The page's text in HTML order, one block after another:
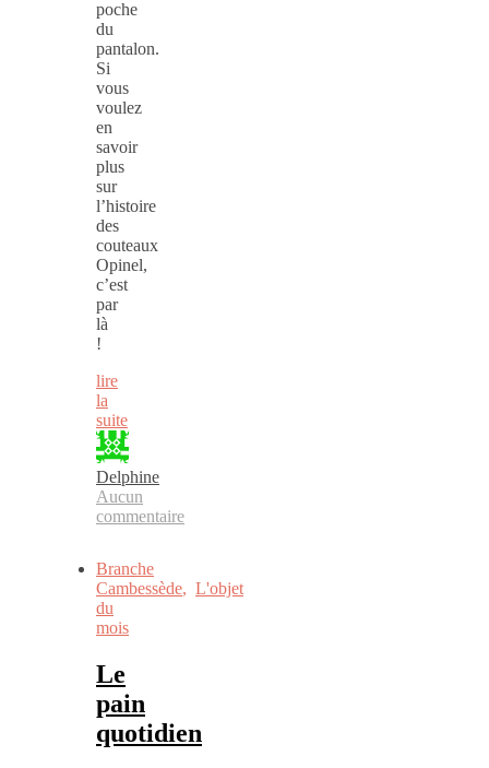
poche
du
pantalon.
Si
vous
voulez
en
savoir
plus
sur
l’histoire
des
couteaux
Opinel,
c’est
par
là
!
lire
la
suite
Delphine
Aucun
commentaire
Branche
Cambessède, L'objet
du
mois
Le
pain
quotidien